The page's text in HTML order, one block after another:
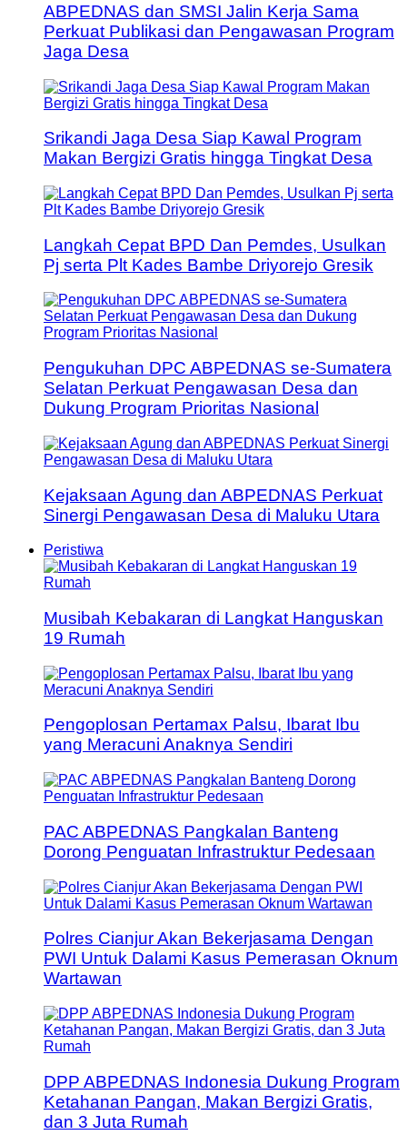
ABPEDNAS dan SMSI Jalin Kerja Sama
Perkuat Publikasi dan Pengawasan Program
Jaga Desa
Srikandi Jaga Desa Siap Kawal Program
Makan Bergizi Gratis hingga Tingkat Desa
Langkah Cepat BPD Dan Pemdes, Usulkan
Pj serta Plt Kades Bambe Driyorejo Gresik
Pengukuhan DPC ABPEDNAS se-Sumatera
Selatan Perkuat Pengawasan Desa dan
Dukung Program Prioritas Nasional
Kejaksaan Agung dan ABPEDNAS Perkuat
Sinergi Pengawasan Desa di Maluku Utara
Peristiwa
Musibah Kebakaran di Langkat Hanguskan
19 Rumah
Pengoplosan Pertamax Palsu, Ibarat Ibu
yang Meracuni Anaknya Sendiri
PAC ABPEDNAS Pangkalan Banteng
Dorong Penguatan Infrastruktur Pedesaan
Polres Cianjur Akan Bekerjasama Dengan
PWI Untuk Dalami Kasus Pemerasan Oknum
Wartawan
DPP ABPEDNAS Indonesia Dukung Program
Ketahanan Pangan, Makan Bergizi Gratis,
dan 3 Juta Rumah